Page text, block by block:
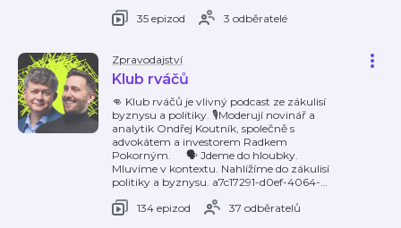
35 epizod
3 odběratelé
Zpravodajství
Klub rváčů
👊 Klub rváčů je vlivný podcast ze zákulisí
byznysu a politiky. 🎙️Moderují novinář a
analytik Ondřej Koutník, společně s
advokátem a investorem Radkem
Pokorným. 🗣️ Jdeme do hloubky.
Mluvíme v kontextu. Nahlížíme do zákulisí
politiky a byznysu. a7c17291-d0ef-4064-…
134 epizod
37 odběratelů